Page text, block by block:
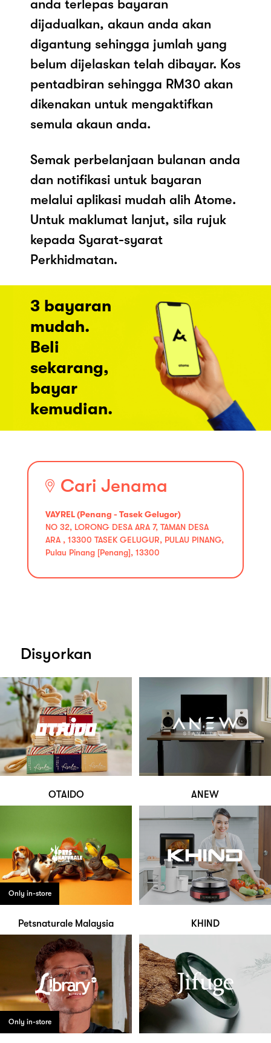
anda terlepas bayaran
dijadualkan, akaun anda akan
digantung sehingga jumlah yang
belum dijelaskan telah dibayar. Kos
pentadbiran sehingga RM30 akan
dikenakan untuk mengaktifkan
semula akaun anda.
Semak perbelanjaan bulanan anda
dan notifikasi untuk bayaran
melalui aplikasi mudah alih Atome.
Untuk maklumat lanjut, sila rujuk
kepada Syarat-syarat
Perkhidmatan.
3 bayaran
mudah.
Beli
sekarang,
bayar
kemudian.
Cari Jenama
VAYREL (Penang - Tasek Gelugor)
NO 32, LORONG DESA ARA 7, TAMAN DESA
ARA , 13300 TASEK GELUGUR, PULAU PINANG,
Pulau Pinang [Penang], 13300
Disyorkan
OTAIDO ANEW
Only in-store
Petsnaturale Malaysia KHIND
Only in-store